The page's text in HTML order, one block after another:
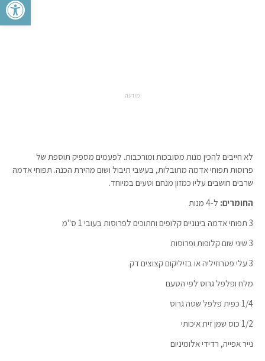
מודעה
לא חייבים להכין מנות מסובכות ומורכבות. לפעמים מספיק תוספת של
פרוסות תפוחי אדמה מתובלות, בעשבי תיבול ושום מהירת הכנה. תפוחי אדמה
שרבים חושבים עליו כמזון מנחם וטעים במיוחד.
החומרים: ל-4 מנות
3 תפוחי אדמה בינוניים קלופים וחתוכים לפרוסות בעובי 1 ס"מ
3 שיני שום קלופות ופרוסות
3 עלי פטרוזיליה או בזיליקום קצוצים דק
מלח ופלפל גרוס לפי הטעם
1/4 כפית פלפל שטה גרוס
1/2 כוס שמן זית איכותי
נייר אפייה, רדידי אלומיניום